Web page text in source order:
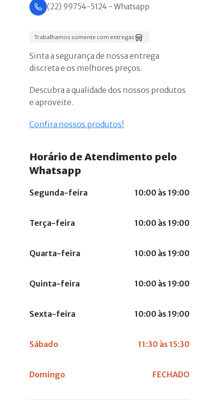
(22) 99754-5124 - Whatsapp
Trabalhamos somente com entregas
Sinta a segurança de nossa entrega
discreta e os melhores preços.
Descubra a qualidade dos nossos produtos
e aproveite.
Confira nossos produtos!
Horário de Atendimento pelo
Whatsapp
Segunda-feira 10:00 às 19:00
Terça-feira 10:00 às 19:00
Quarta-feira 10:00 às 19:00
Quinta-feira 10:00 às 19:00
Sexta-feira 10:00 às 19:00
Sábado 11:30 às 15:30
Domingo FECHADO